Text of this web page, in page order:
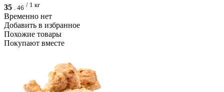
35 . 46 / 1 кг
Временно нет
Добавить в избранное
Похожие товары
Покупают вместе